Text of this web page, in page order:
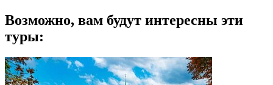
Возможно, вам будут интересны эти
туры: